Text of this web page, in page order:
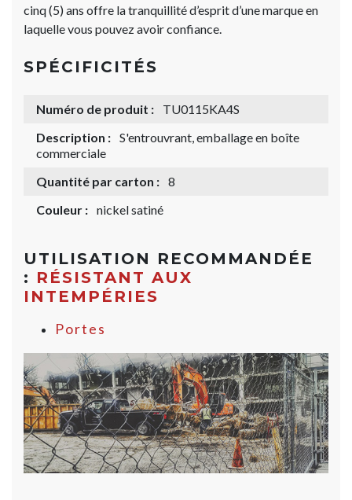
cinq (5) ans offre la tranquillité d’esprit d’une marque en
laquelle vous pouvez avoir confiance.
SPÉCIFICITÉS
Numéro de produit :
TU0115KA4S
Description : S'entrouvrant, emballage en boîte
commerciale
Quantité par carton : 8
Couleur : nickel satiné
UTILISATION RECOMMANDÉE
: RÉSISTANT AUX
INTEMPÉRIES
Portes